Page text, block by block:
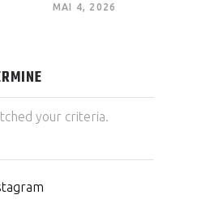
MAI 4, 2026
your criteria.